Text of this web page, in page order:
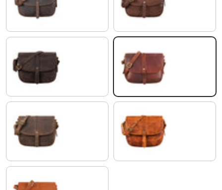
zamora - brązowy maraska - ciemny brąz
gałka muszkatołowa - brązowy siena - brązowy
calais - brązowy larino - brązowy